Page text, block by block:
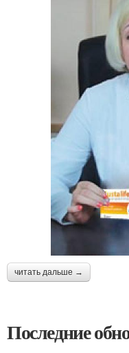
читать дальше →
Последние